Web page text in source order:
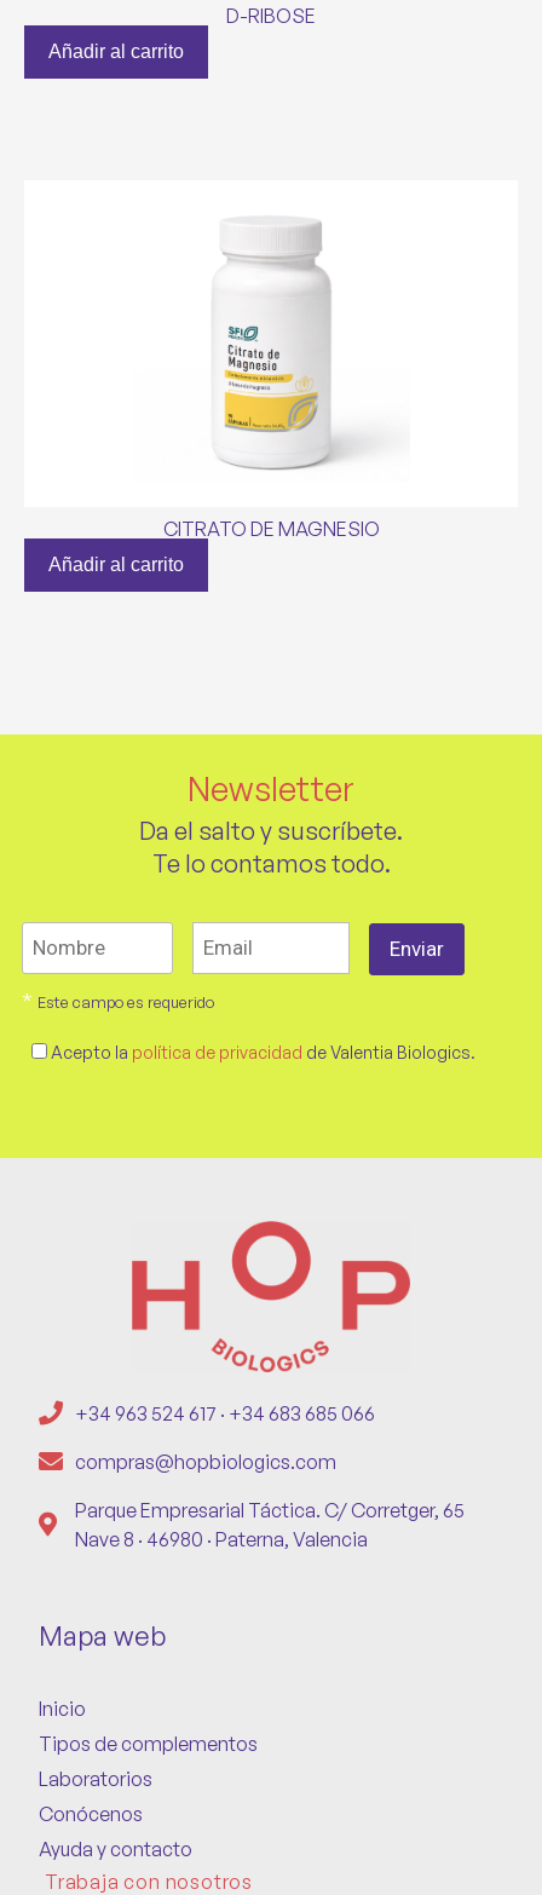
D-RIBOSE
Añadir al carrito
CITRATO DE MAGNESIO
Añadir al carrito
Newsletter
Da el salto y suscríbete.
Te lo contamos todo.
* Este campo es requerido
Acepto la política de privacidad de Valentia Biologics.
+34 963 524 617 · +34 683 685 066
compras@hopbiologics.com
Parque Empresarial Táctica. C/ Corretger, 65
Nave 8 · 46980 · Paterna, Valencia
Mapa web
Inicio
Tipos de complementos
Laboratorios
Conócenos
Ayuda y contacto
Trabaja con nosotros